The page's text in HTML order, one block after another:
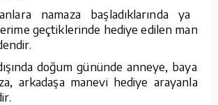
namaza başladıklarında ya da
geçtiklerinde hediye edilen manevi
doğum gününde anneye, bayana,
arkadaşa manevi hediye arayanların